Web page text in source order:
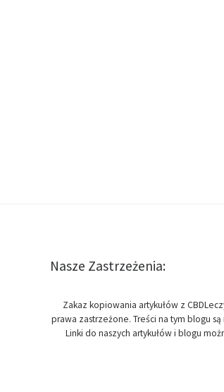
Nasze Zastrzeżenia:
Zakaz kopiowania artykułów z
prawa zastrzeżone. Treści na tym blogu są
Linki do naszych artykułów i blogu